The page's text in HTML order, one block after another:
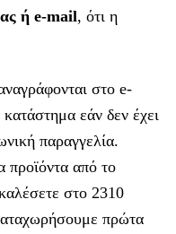
ή e-mail, ότι η
στο e-
εάν δεν έχει
παραγγελία.
προϊόντα από το
στο 2310
πρώτα